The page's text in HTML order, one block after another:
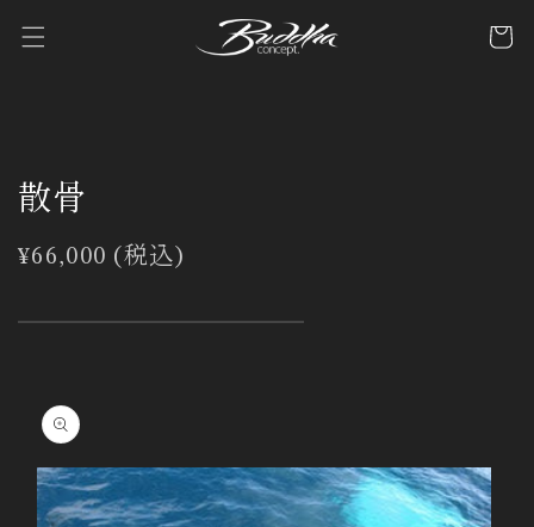
ンツに
進む
ー
散骨
通
価
¥66,000 (税込)
商品情
報にス
キップ